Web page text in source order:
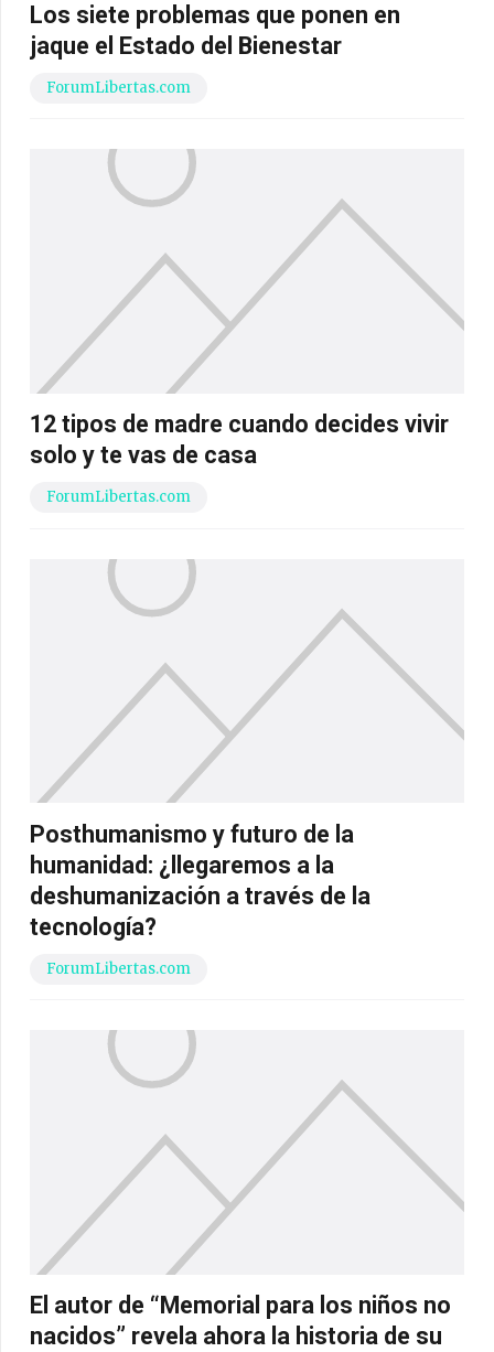
Los siete problemas que ponen en
jaque el Estado del Bienestar
ForumLibertas.com
12 tipos de madre cuando decides vivir
solo y te vas de casa
ForumLibertas.com
Posthumanismo y futuro de la
humanidad: ¿llegaremos a la
deshumanización a través de la
tecnología?
ForumLibertas.com
El autor de “Memorial para los niños no
nacidos” revela ahora la historia de su